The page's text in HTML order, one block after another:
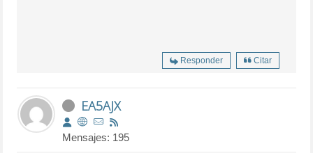
Responder Citar
EA5AJX
Mensajes: 195